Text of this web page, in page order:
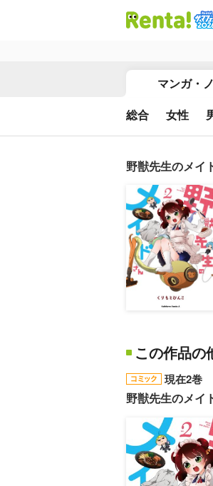
マンガ・
総合 女性
野獣先生のメイ
この作品の
現在2巻
野獣先生のメイ